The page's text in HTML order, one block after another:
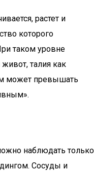
растет и
которого
таком уровне
талия как
может превышать
наблюдать только
Сосуды и